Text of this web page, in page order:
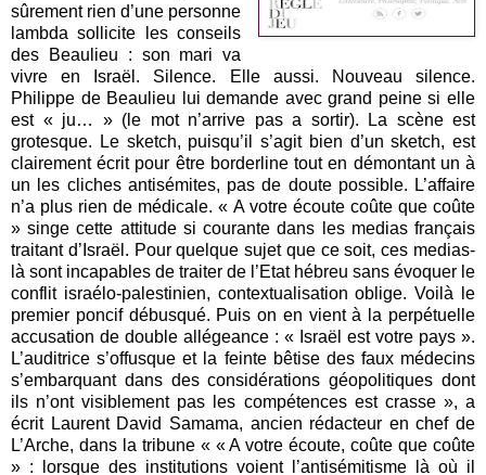
sûrement rien d’une personne
lambda sollicite les conseils
des Beaulieu : son mari va
vivre en Israël. Silence. Elle aussi. Nouveau silence.
Philippe de Beaulieu lui demande avec grand peine si elle
est « ju… » (le mot n’arrive pas a sortir). La scène est
grotesque. Le sketch, puisqu’il s’agit bien d’un sketch, est
clairement écrit pour être borderline tout en démontant un à
un les cliches antisémites, pas de doute possible. L’affaire
n’a plus rien de médicale. « A votre écoute coûte que coûte
» singe cette attitude si courante dans les medias français
traitant d’Israël. Pour quelque sujet que ce soit, ces medias-
là sont incapables de traiter de l’Etat hébreu sans évoquer le
conflit israélo-palestinien, contextualisation oblige. Voilà le
premier poncif débusqué. Puis on en vient à la perpétuelle
accusation de double allégeance : « Israël est votre pays ».
L’auditrice s’offusque et la feinte bêtise des faux médecins
s’embarquant dans des considérations géopolitiques dont
ils n’ont visiblement pas les compétences est crasse », a
écrit Laurent David Samama, ancien rédacteur en chef de
L’Arche, dans la tribune « « A votre écoute, coûte que coûte
» : lorsque des institutions voient l’antisémitisme là où il